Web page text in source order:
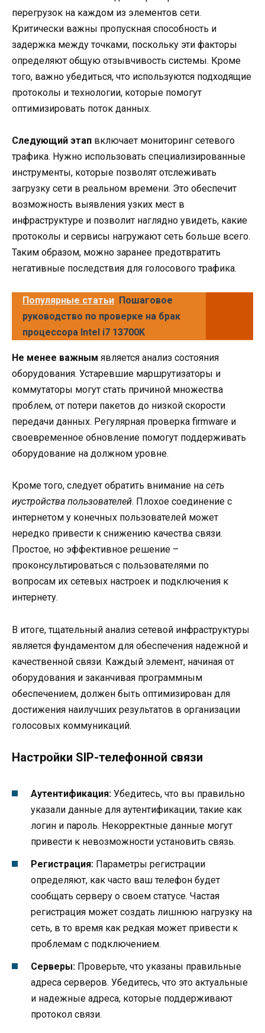
перегрузок на каждом из элементов сети.
Критически важны пропускная способность и
задержка между точками, поскольку эти факторы
определяют общую отзывчивость системы. Кроме
того, важно убедиться, что используются подходящие
протоколы и технологии, которые помогут
оптимизировать поток данных.
Следующий этап включает мониторинг сетевого
трафика. Нужно использовать специализированные
инструменты, которые позволят отслеживать
загрузку сети в реальном времени. Это обеспечит
возможность выявления узких мест в
инфраструктуре и позволит наглядно увидеть, какие
протоколы и сервисы нагружают сеть больше всего.
Таким образом, можно заранее предотвратить
негативные последствия для голосового трафика.
Популярные статьи Пошаговое
руководство по проверке на брак
процессора Intel i7 13700K
Не менее важным является анализ состояния
оборудования. Устаревшие маршрутизаторы и
коммутаторы могут стать причиной множества
проблем, от потери пакетов до низкой скорости
передачи данных. Регулярная проверка firmware и
своевременное обновление помогут поддерживать
оборудование на должном уровне.
Кроме того, следует обратить внимание на сеть
иустройства пользователей. Плохое соединение с
интернетом у конечных пользователей может
нередко привести к снижению качества связи.
Простое, но эффективное решение –
проконсультироваться с пользователями по
вопросам их сетевых настроек и подключения к
интернету.
В итоге, тщательный анализ сетевой инфраструктуры
является фундаментом для обеспечения надежной и
качественной связи. Каждый элемент, начиная от
оборудования и заканчивая программным
обеспечением, должен быть оптимизирован для
достижения наилучших результатов в организации
голосовых коммуникаций.
Настройки SIP-телефонной связи
Аутентификация: Убедитесь, что вы правильно
указали данные для аутентификации, такие как
логин и пароль. Некорректные данные могут
привести к невозможности установить связь.
Регистрация: Параметры регистрации
определяют, как часто ваш телефон будет
сообщать серверу о своем статусе. Частая
регистрация может создать лишнюю нагрузку на
сеть, в то время как редкая может привести к
проблемам с подключением.
Серверы: Проверьте, что указаны правильные
адреса серверов. Убедитесь, что это актуальные
и надежные адреса, которые поддерживают
протокол связи.